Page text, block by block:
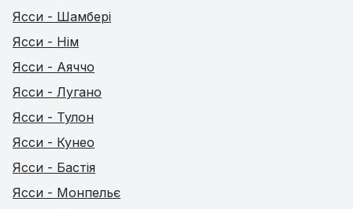
Ясси - Шамбері
Ясси - Нім
Ясси - Аяччо
Ясси - Лугано
Ясси - Тулон
Ясси - Кунео
Ясси - Бастія
Ясси - Монпельє